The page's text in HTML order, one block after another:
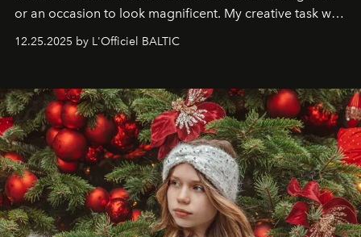
or an occasion to look magnificent. My creative task was
to capture Timeless Allure
that lives freely, confidently, and without permission. I
elegance is not hidden by darkness but revealed
through clarity, movement, and presence."
12.25.2025 by L'Officiel BALTIC